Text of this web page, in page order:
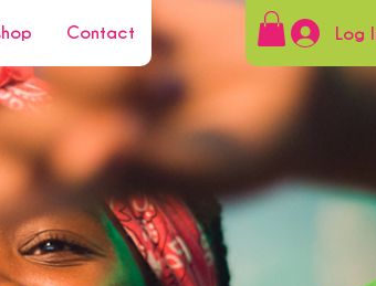
Contact Log